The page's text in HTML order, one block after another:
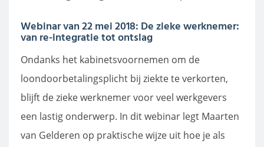
Webinar van 22 mei 2018: De zieke werknemer:
van re-integratie tot ontslag
Ondanks het kabinetsvoornemen om de
loondoorbetalingsplicht bij ziekte te verkorten,
blijft de zieke werknemer voor veel werkgevers
een lastig onderwerp. In dit webinar legt Maarten
van Gelderen op praktische wijze uit hoe je als